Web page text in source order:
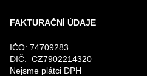
FAKTURAČNÍ ÚDAJE
IČO: 74709283
DIČ: CZ7902214320
Nejsme plátci DPH